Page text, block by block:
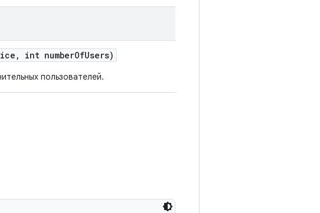
, int numberOfUsers)
пользователей.